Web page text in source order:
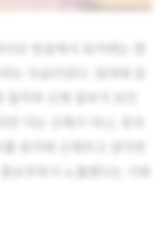
는 모습이었다. 침대에 앉
움직여 신체 일부가 보인
유지애 신체라고 생각한
요부위가 노출됐다는 가짜